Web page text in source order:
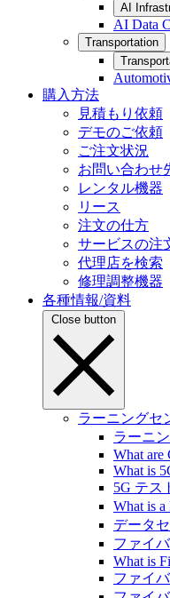
AI
AI Data
Transportation
購入方法
見積もり依頼
デモのご依頼
ご注文状況
お問い合わせ
レンタル機器
リース
注文の仕方
サービスの注
代理店を検索
修理調整機器
各種情報/資料
Close button
ラーニングセ
ラーニ
What are
What is
5G テス
What is
データ
ファイ
What is
ファイ